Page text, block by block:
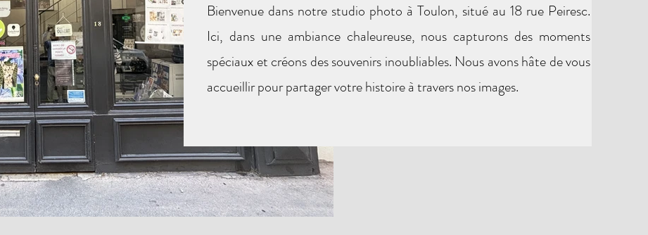
Bienvenue dans notre studio photo à Toulon, situé au 18 rue Peiresc.
Ici, dans une ambiance chaleureuse, nous capturons des moments
spéciaux et créons des souvenirs inoubliables. Nous avons hâte de vous
accueillir pour partager votre histoire à travers nos images.